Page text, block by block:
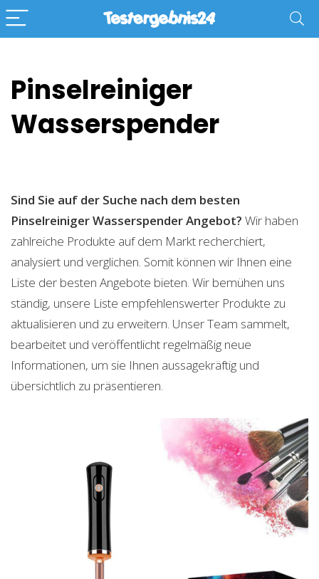
Pinselreiniger
Wasserspender
Sind Sie auf der Suche nach dem besten
Pinselreiniger WasserspenderAngebot? Wir haben
zahlreiche Produkte auf dem Markt recherchiert,
analysiert und verglichen. Somit können wir Ihnen eine
Liste der besten Angebote bieten. Wir bemühen uns
ständig, unsere Liste empfehlenswerter Produkte zu
aktualisieren und zu erweitern. Unser Team sammelt,
bearbeitet und veröffentlicht regelmäßig neue
Informationen, um sie Ihnen aussagekräftig und
übersichtlich zu präsentieren.